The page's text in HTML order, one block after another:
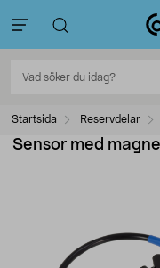
Startsida Reservdelar
Sensor med